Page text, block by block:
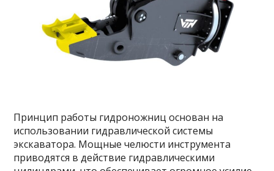
Принцип работы гидроножниц основан на
использовании гидравлической системы
экскаватора. Мощные челюсти инструмента
приводятся в действие гидравлическими